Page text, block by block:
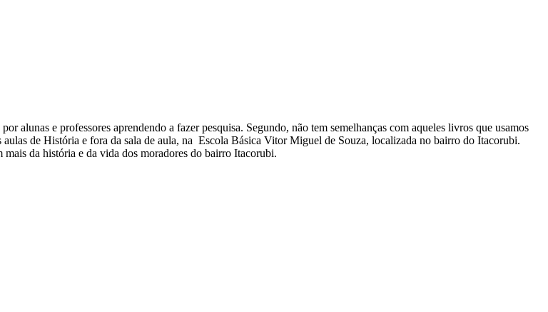
alunas e professores aprendendo a fazer pesquisa. Segundo, não tem semelhanças com aqueles livros que usamos
de História e fora da sala de aula, na Escola Básica Vitor Miguel de Souza, localizada no bairro do Itacorubi.
mais da história e da vida dos moradores do bairro Itacorubi.